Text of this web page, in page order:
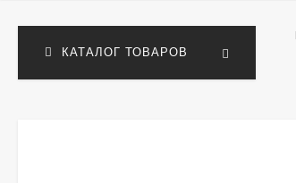
КАТАЛОГ ТОВАРОВ